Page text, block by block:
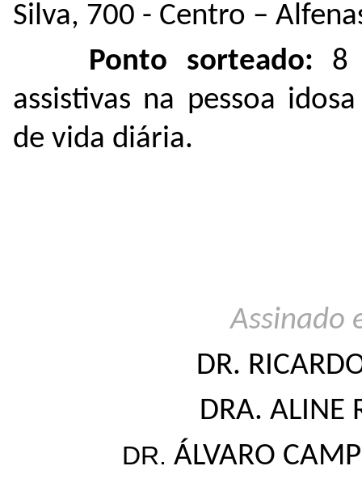
Silva, 700 - Centro –
Ponto sorteado: 8
assistivas na pessoa
de vida diária.
Assinado
DR.
DRA. ALINE
DR. ÁLVARO